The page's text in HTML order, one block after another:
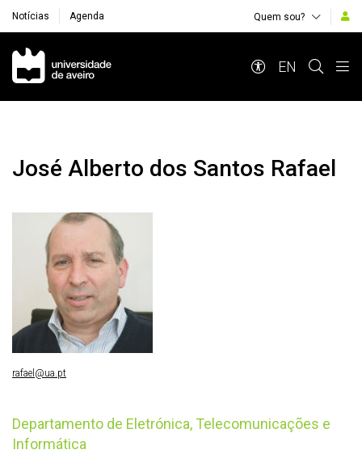
Notícias Agenda Quem sou?
Navegação Principal
EN
José Alberto dos Santos Rafael
Departamento de Eletrónica, Telecomunicações e
Informática
rafael@ua.pt